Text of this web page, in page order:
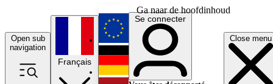
Ga naar de hoofdinhoud
Open sub
navigation
Close menu
Français
English
Deutsch
Se connecter